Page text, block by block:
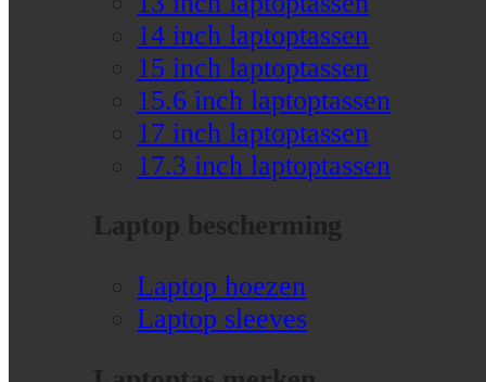
14 inch laptoptassen
15 inch laptoptassen
15.6 inch laptoptassen
17 inch laptoptassen
17.3 inch laptoptassen
Laptop bescherming
Laptop hoezen
Laptop sleeves